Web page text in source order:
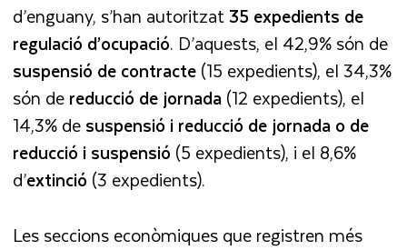
d’enguany, s’han autoritzat35 expedients de
regulació d’ocupació. D’aquests, el 42,9% són de
suspensió de contracte(15 expedients), el 34,3%
són dereducció de jornada(12 expedients), el
14,3% desuspensió i reducció de jornada o de
reducció i suspensió (5 expedients), i el 8,6%
d’extinció (3 expedients).
Les seccions econòmiques que registren més